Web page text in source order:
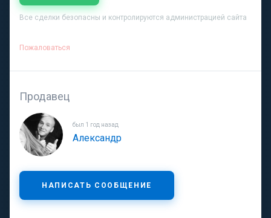
Все сделки безопасны и контролируются администрацией сайта
Пожаловаться
Продавец
был 1 год назад
Александр
НАПИСАТЬ СООБЩЕНИЕ